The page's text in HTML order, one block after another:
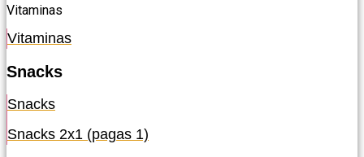
Vitaminas
Vitaminas
Snacks
Snacks
Snacks 2x1 (pagas 1)